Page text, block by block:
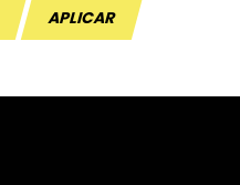
APLICAR